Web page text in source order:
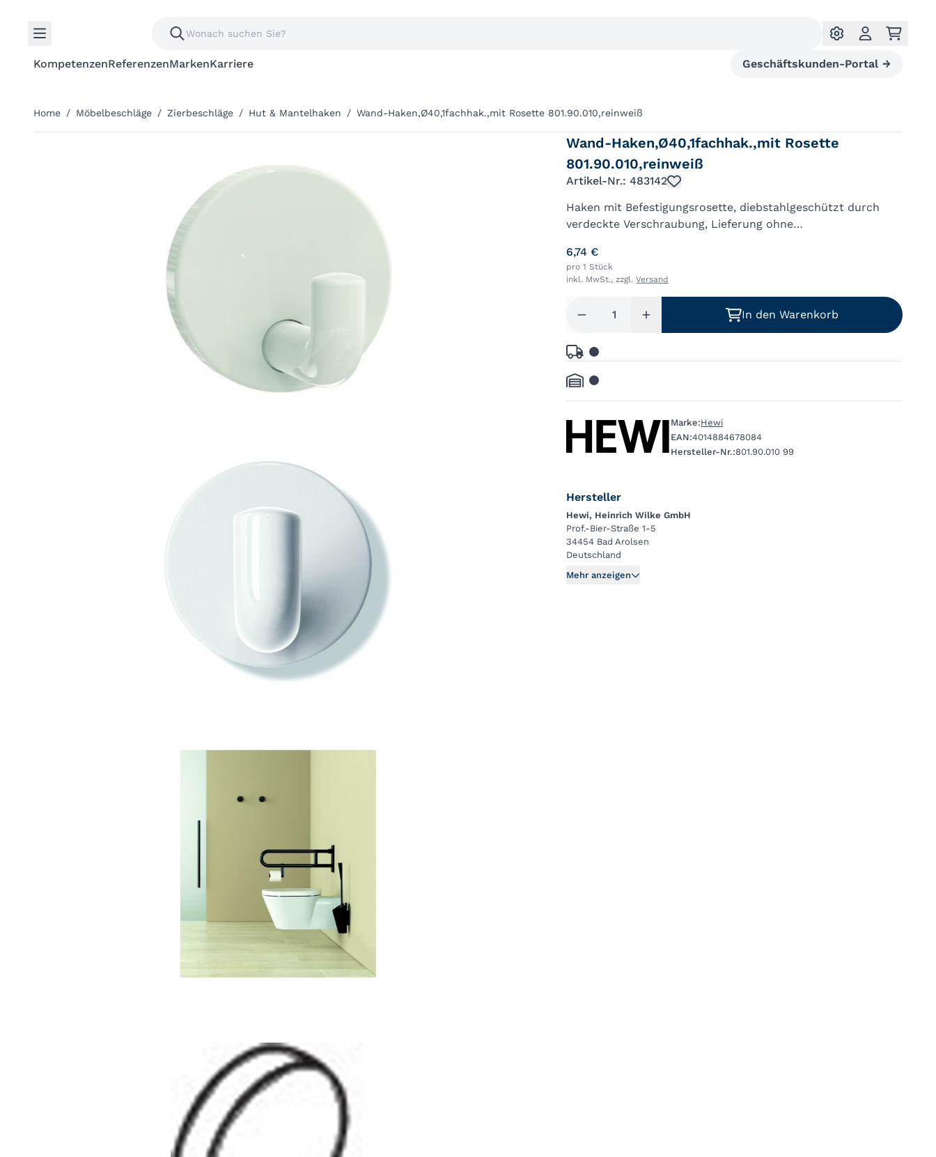
KompetenzenReferenzenMarkenKarriere Geschäftskunden-Portal →
Home / Möbelbeschläge / Zierbeschläge / Hut & Mantelhaken / Wand-Haken,Ø40,1fachhak.,mit Rosette 801.90.010,reinweiß
Wand-Haken,Ø40,1fachhak.,mit Rosette
801.90.010,reinweiß
Artikel-Nr.: 483142
Haken mit Befestigungsrosette, diebstahlgeschützt durch
verdeckte Verschraubung, Lieferung ohne
6,74 €
pro 1 Stück
inkl. MwSt., zzgl.Versand
In den Warenkorb
Marke:Hewi
EAN:4014884678084
Hersteller-Nr.:801.90.010 99
Hersteller
Hewi, Heinrich Wilke GmbH
Prof.-Bier-Straße 1-5
34454 Bad Arolsen
Deutschland
Mehr anzeigen